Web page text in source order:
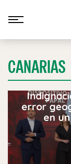
CANARIAS
error
en